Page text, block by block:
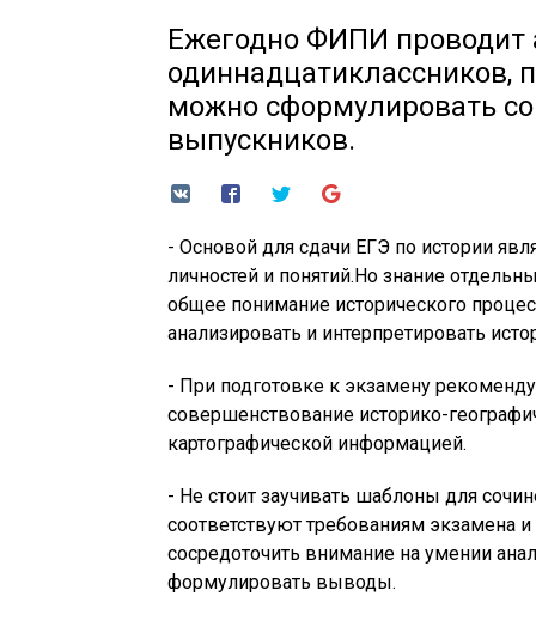
Ежегодно ФИПИ проводит
одиннадцатиклассников,
можно сформулировать
выпускников.
- Основой для сдачи ЕГЭ по истории
личностей и понятий.Но знание
общее понимание исторического
анализировать и интерпретировать
- При подготовке к экзамену
совершенствование историко-
картографической информацией.
- Не стоит заучивать шаблоны для
соответствуют требованиям экзамена
сосредоточить внимание на умении
формулировать выводы.